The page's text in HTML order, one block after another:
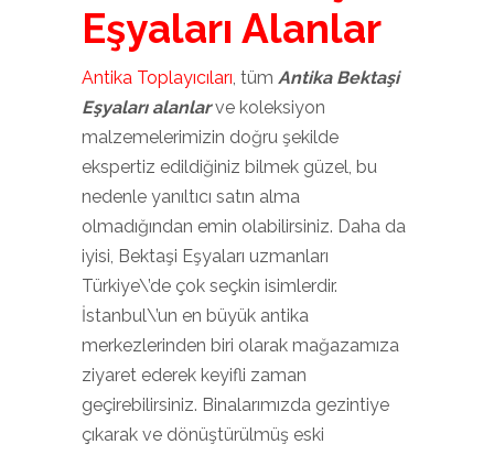
Eşyaları Alanlar
Antika Toplayıcıları, tüm Antika Bektaşi
Eşyaları alanlarve koleksiyon
malzemelerimizin doğru şekilde
ekspertiz edildiğiniz bilmek güzel, bu
nedenle yanıltıcı satın alma
olmadığından emin olabilirsiniz. Daha da
iyisi, Bektaşi Eşyaları uzmanları
Türkiye\’de çok seçkin isimlerdir.
İstanbul\’un en büyük antika
merkezlerinden biri olarak mağazamıza
ziyaret ederek keyifli zaman
geçirebilirsiniz. Binalarımızda gezintiye
çıkarak ve dönüştürülmüş eski